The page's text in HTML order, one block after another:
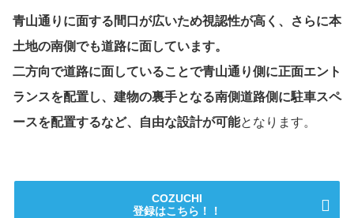
青山通りに面する間口が広いため視認性が高く、さらに本
土地の南側でも道路に面しています。
二方向で道路に面していることで青山通り側に正面エント
ランスを配置し、建物の裏手となる南側道路側に駐車スペ
ースを配置するなど、自由な設計が可能となります。
COZUCHI
登録はこちら！！